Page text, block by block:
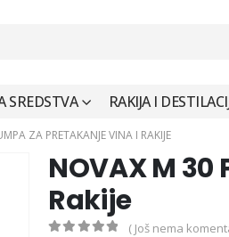
SREDSTVA RAKIJA I
ZA PRETAKANJE VINA I RAKIJE
NOVAX M
Rakije
( Još nema